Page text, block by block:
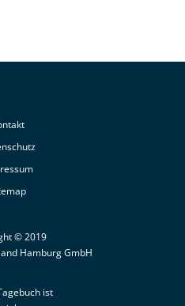
© 2019
Hamburg GmbH
ist